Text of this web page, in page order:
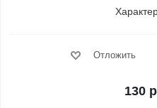
Отложить
130